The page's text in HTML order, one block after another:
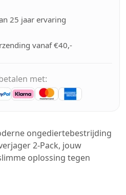
25 jaar ervaring
vanaf €40,-
met:
ongediertebestrijding
2-Pack, jouw
oplossing tegen